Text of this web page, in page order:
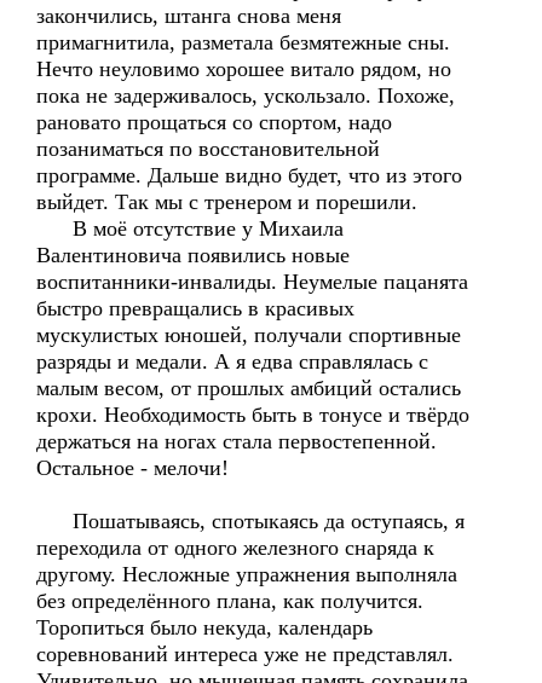
закончились, штанга снова меня
примагнитила, разметала безмятежные сны.
Нечто неуловимо хорошее витало рядом, но
пока не задерживалось, ускользало. Похоже,
рановато прощаться со спортом, надо
позаниматься по восстановительной
программе. Дальше видно будет, что из этого
выйдет. Так мы с тренером и порешили.
В моё отсутствие у Михаила
Валентиновича появились новые
воспитанники-инвалиды. Неумелые пацанята
быстро превращались в красивых
мускулистых юношей, получали спортивные
разряды и медали. А я едва справлялась с
малым весом, от прошлых амбиций остались
крохи. Необходимость быть в тонусе и твёрдо
держаться на ногах стала первостепенной.
Остальное - мелочи!
Пошатываясь, спотыкаясь да оступаясь, я
переходила от одного железного снаряда к
другому. Несложные упражнения выполняла
без определённого плана, как получится.
Торопиться было некуда, календарь
соревнований интереса уже не представлял.